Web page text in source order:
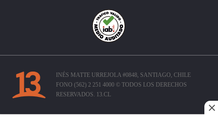
INÉS MATTE URREJOLA #0848, SANTIAGO, CHILE
FONO (562) 2 251 4000 © TODOS LOS DERECHOS
RESERVADOS. 13.CL